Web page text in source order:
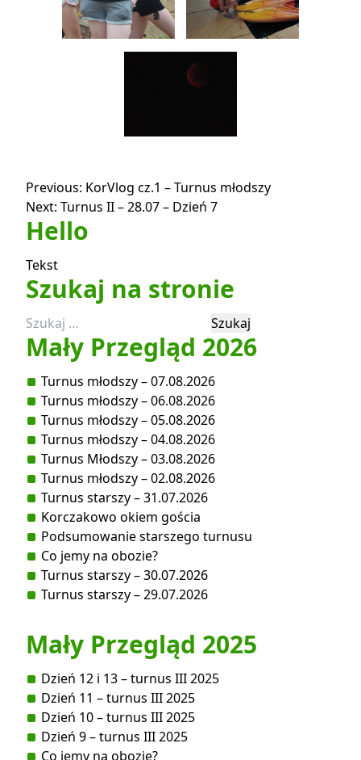
Nawigacja
wpisu
Previous: KorVlog cz.1 – Turnus młodszy
Next: Turnus II – 28.07 – Dzień 7
Hello
Tekst
Szukaj na stronie
Szukaj:
Mały Przegląd 2026
Turnus młodszy – 07.08.2026
Turnus młodszy – 06.08.2026
Turnus młodszy – 05.08.2026
Turnus młodszy – 04.08.2026
Turnus Młodszy – 03.08.2026
Turnus młodszy – 02.08.2026
Turnus starszy – 31.07.2026
Korczakowo okiem gościa
Podsumowanie starszego turnusu
Co jemy na obozie?
Turnus starszy – 30.07.2026
Turnus starszy – 29.07.2026
Mały Przegląd 2025
Dzień 12 i 13 – turnus III 2025
Dzień 11 – turnus III 2025
Dzień 10 – turnus III 2025
Dzień 9 – turnus III 2025
Co jemy na obozie?